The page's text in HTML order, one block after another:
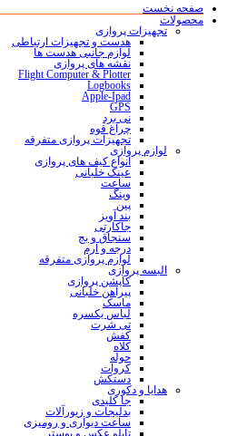
صفحه نخست
محصولات
تجهیزات پروازی
هدست و تجهیزات ارتباطی
لوازم جانبی هدست ها
نقشه های پروازی
Flight Computer & Plotter
Logbooks
Apple-Ipad
GPS
نی برد
چراغ قوه
تجهیزات پروازی متفرقه
لوازم پروازی
انواع کیف های پروازی
عینک خلبانی
ساعت
وینگ
پین
بند آویز
جاکارتی
سنجاق و بج
درجه و آرم
لوازم پروازی متفرقه
البسه پروازی
کاپشن پروازی
پیراهن خلبانی
ماسک
لباس یکسره
تی شرت
کفش
کلاه
حوله
کروات
دستکش
هدایا و دکوری
جا کلیدی
بدلیجات و زیورآلات
ساعت دیواری و رومیزی
تابلو عکس و پوستر